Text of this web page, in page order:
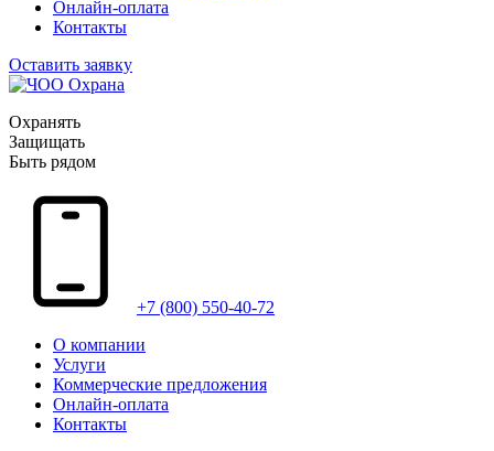
Онлайн-оплата
Контакты
Оставить заявку
Охранять
Защищать
Быть рядом
+7 (800) 550-40-72
О компании
Услуги
Коммерческие предложения
Онлайн-оплата
Контакты